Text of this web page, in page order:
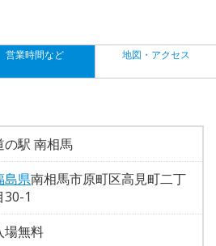
営業時間など 地図・アクセス
の駅 南相馬
島県南相馬市原町区高見町二丁
30-1
場無料